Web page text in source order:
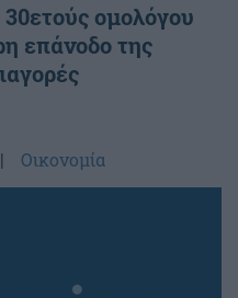
ομολόγου
επάνοδο της
Οικονομία